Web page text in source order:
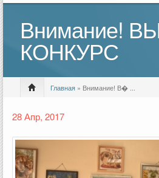
Внимание!
КОНКУРС
Главная » Внимание! В� ...
28 Апр, 2017